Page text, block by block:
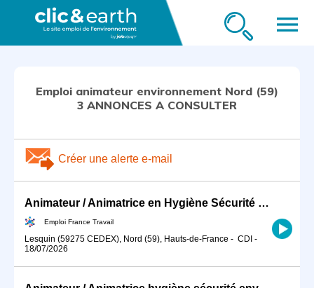
menu
Emploi animateur environnement Nord (59)
3 ANNONCES A CONSULTER
Créer une alerte e-mail
Animateur / Animatrice en Hygiène Sécurité Environnement (HSE) (H/F)
Emploi France Travail
Lesquin (59275 CEDEX), Nord (59), Hauts-de-France - CDI -
18/07/2026